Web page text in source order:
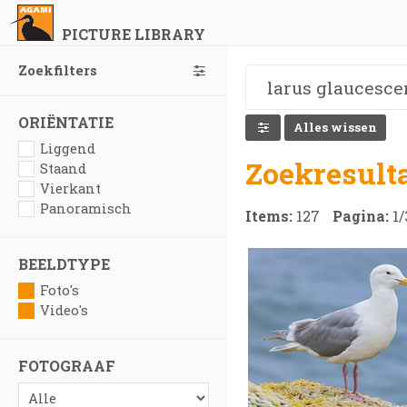
PICTURE LIBRARY
Zoekfilters
ORIËNTATIE
Liggend
Staand
Vierkant
Panoramisch
BEELDTYPE
Foto's
Video's
FOTOGRAAF
Alles wissen
Items: 127 Pagina: 1/